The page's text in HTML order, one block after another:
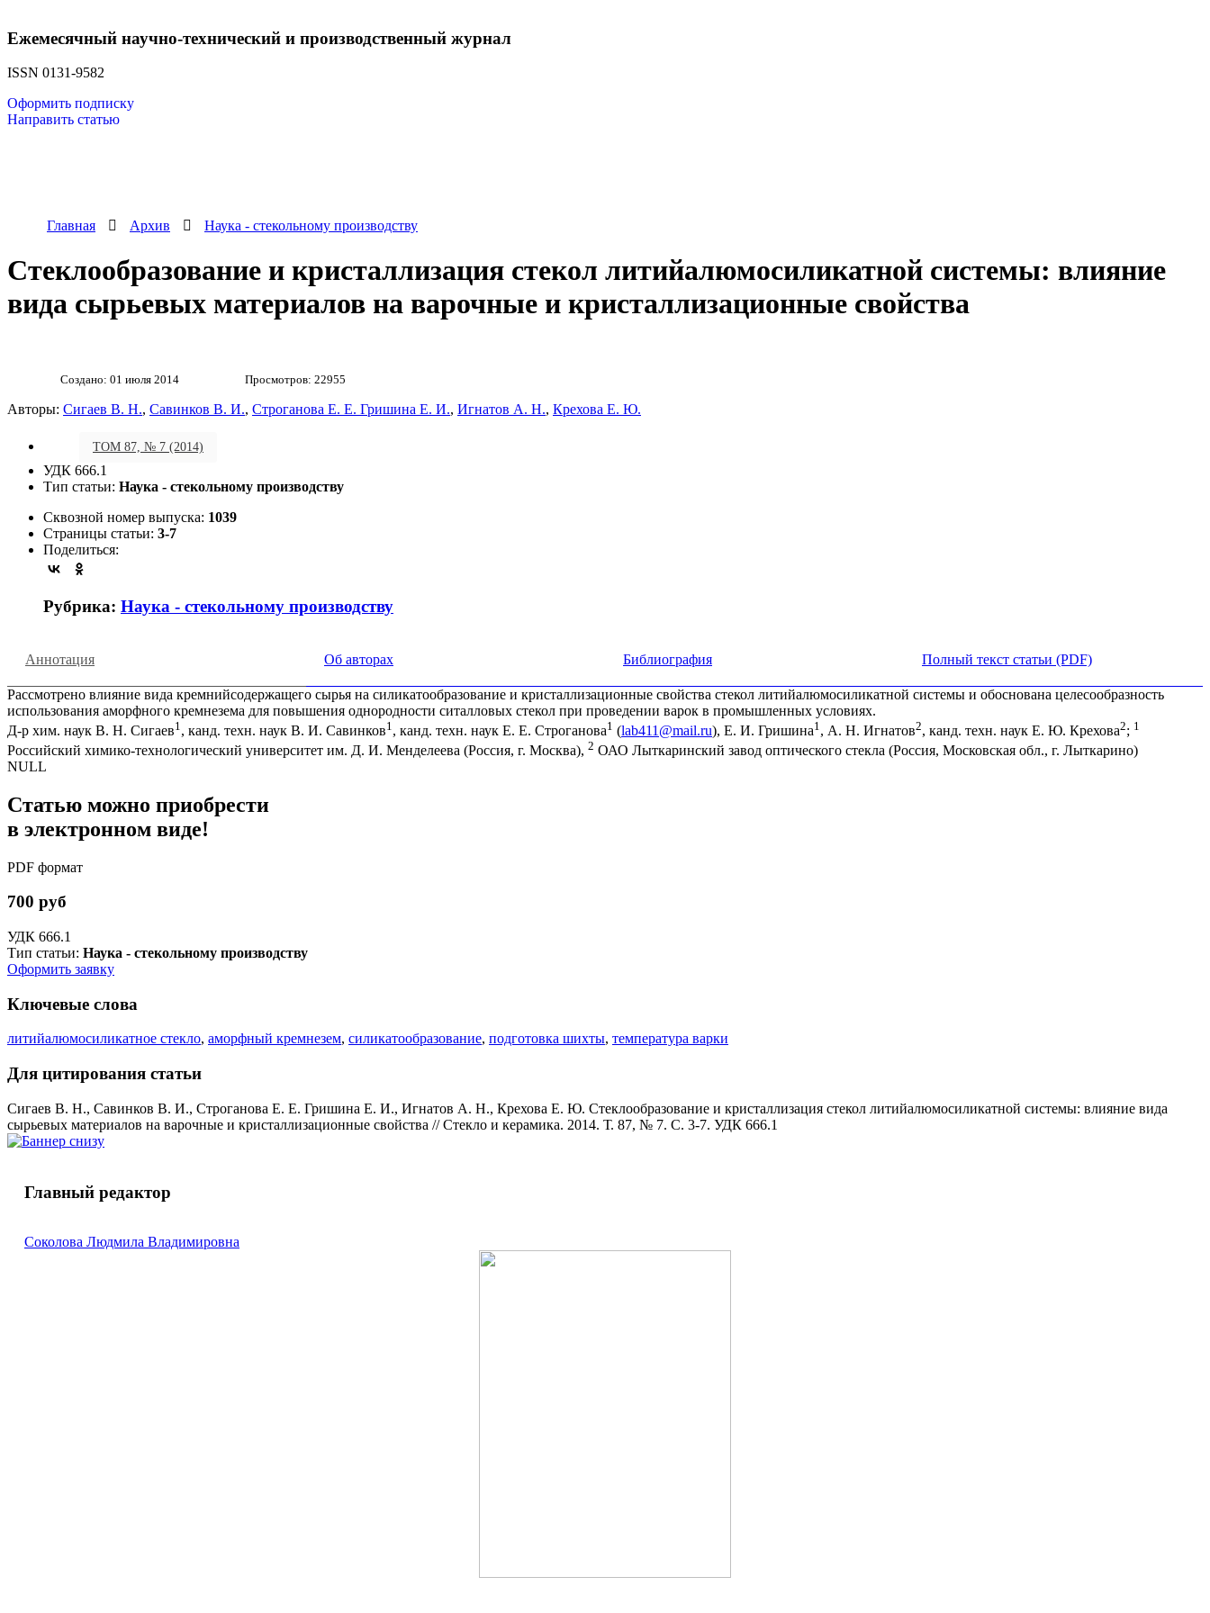
Ежемесячный научно-технический и производственный журнал
ISSN 0131-9582
Оформить подписку
Направить статью
Главная Архив Наука - стекольному производству
Стеклообразование и кристаллизация стекол литийалюмосиликатной системы: влияние
вида сырьевых материалов на варочные и кристаллизационные свойства
Создано: 01 июля 2014 Просмотров: 22955
Авторы: Сигаев В. Н., Савинков В. И., Строганова Е. Е. Гришина Е. И., Игнатов А. Н., Крехова Е. Ю.
ТОМ 87, № 7 (2014)
УДК 666.1
Тип статьи: Наука - стекольному производству
Сквозной номер выпуска: 1039
Страницы статьи: 3-7
Поделиться:
Рубрика: Наука - стекольному производству
Аннотация Об авторах Библиография Полный текст статьи (PDF)
Рассмотрено влияние вида кремнийсодержащего сырья на силикатообразование и кристаллизационные свойства стекол литийалюмосиликатной системы и обоснована целесообразность
использования аморфного кремнезема для повышения однородности ситалловых стекол при проведении варок в промышленных условиях.
Д-р хим. наук В. Н. Сигаев1 , канд. техн. наук В. И. Савинков1 , канд. техн. наук Е. Е. Строганова1 (lab411@mail.ru), Е. И. Гришина1 , А. Н. Игнатов2, канд. техн. наук Е. Ю. Крехова2; 1
Российский химико-технологический университет им. Д. И. Менделеева (Россия, г. Москва), 2 ОАО Лыткаринский завод оптического стекла (Россия, Московская обл., г. Лыткарино)
NULL
Статью можно приобрести
в электронном виде!
PDF формат
700 руб
УДК 666.1
Тип статьи: Наука - стекольному производству
Оформить заявку
Ключевые слова
литийалюмосиликатное стекло, аморфный кремнезем, силикатообразование, подготовка шихты, температура варки
Для цитирования статьи
Сигаев В. Н., Савинков В. И., Строганова Е. Е. Гришина Е. И., Игнатов А. Н., Крехова Е. Ю. Стеклообразование и кристаллизация стекол литийалюмосиликатной системы: влияние вида
сырьевых материалов на варочные и кристаллизационные свойства // Стекло и керамика. 2014. Т. 87, № 7. С. 3-7. УДК 666.1
Главный редактор
Соколова Людмила Владимировна